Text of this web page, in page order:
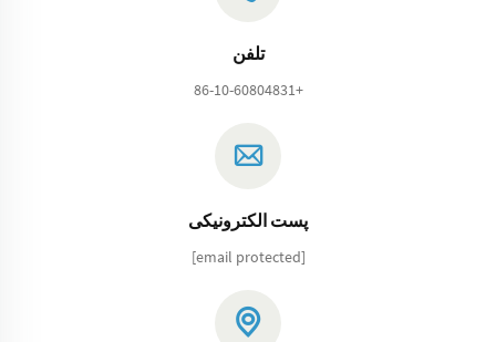
تلفن
+86-10-60804831
پست الکترونیکی
[email protected]